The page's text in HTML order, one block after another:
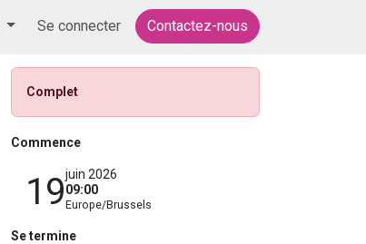
Se connecter Contactez-nous
Complet
Commence
19juin 2026
09:00
Europe/Brussels
Se termine